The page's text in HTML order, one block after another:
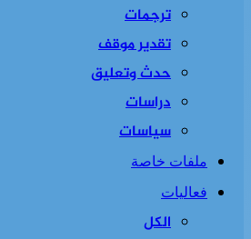
ترجمات
تقدير موقف
حدث وتعليق
دراسات
سياسات
ملفات خاصة
فعاليات
الكل